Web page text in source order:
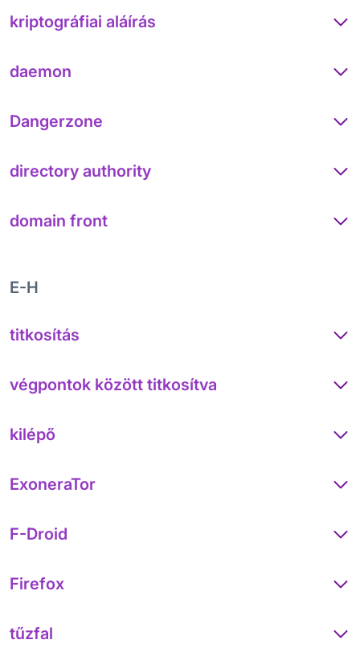
kriptográfiai aláírás
daemon
Dangerzone
directory authority
domain front
E-H
titkosítás
végpontok között titkosítva
kilépő
ExoneraTor
F-Droid
Firefox
tűzfal